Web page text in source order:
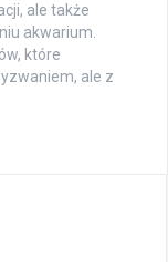
ale także
akwarium.
które
ale z